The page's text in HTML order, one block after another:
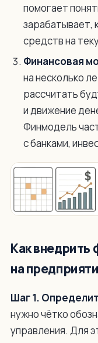
помогает
зарабатывает,
средств на
Финансовая
на несколько
рассчитать
и движение
Финмодель
с банками,
Как
на
Шаг 1.
нужно чётко
управления. Для